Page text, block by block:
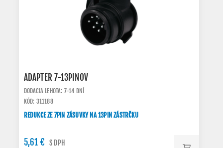
ADAPTER 7-13PINOV
DODACIA LEHOTA: 7-14 DNÍ
KÓD: 311188
REDUKCE ZE 7PIN ZÁSUVKY NA 13PIN ZÁSTRČKU
5,61 € S DPH